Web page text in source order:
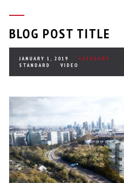
BLOG POST TITLE
JANUARY 1, 2019 CATEGORY :
STANDARD
VIDEO